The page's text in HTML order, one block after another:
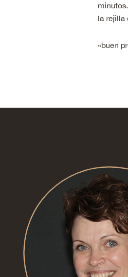
la rejilla
«buen